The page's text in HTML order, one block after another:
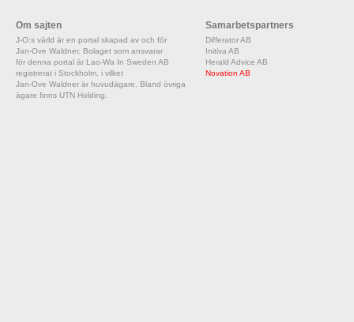
Om sajten
J-O:s värld är en portal skapad av och för
Jan-Ove Waldner. Bolaget som ansvarar
för denna portal är Lao-Wa In Sweden AB
registrerat i Stockholm, i vilket
Jan-Ove Waldner är huvudägare. Bland övriga
ägare finns UTN Holding.
Samarbetspartners
Differator AB
Initiva AB
Herald Advice AB
Novation AB